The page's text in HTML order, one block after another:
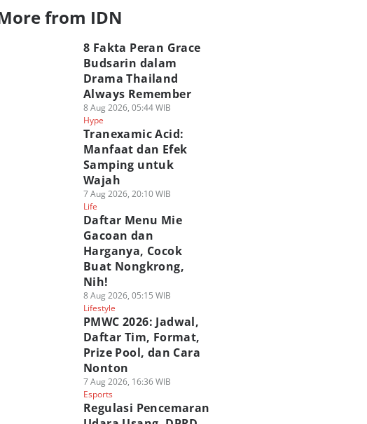
from IDN
8 Fakta Peran Grace
Budsarin dalam
Drama Thailand
Always Remember
8 Aug 2026, 05:44 WIB
Hype
Tranexamic Acid:
Manfaat dan Efek
Samping untuk
Wajah
7 Aug 2026, 20:10 WIB
Life
Daftar Menu Mie
Gacoan dan
Harganya, Cocok
Buat Nongkrong,
Nih!
8 Aug 2026, 05:15 WIB
Lifestyle
PMWC 2026: Jadwal,
Daftar Tim, Format,
Prize Pool, dan Cara
Nonton
7 Aug 2026, 16:36 WIB
Esports
Regulasi Pencemaran